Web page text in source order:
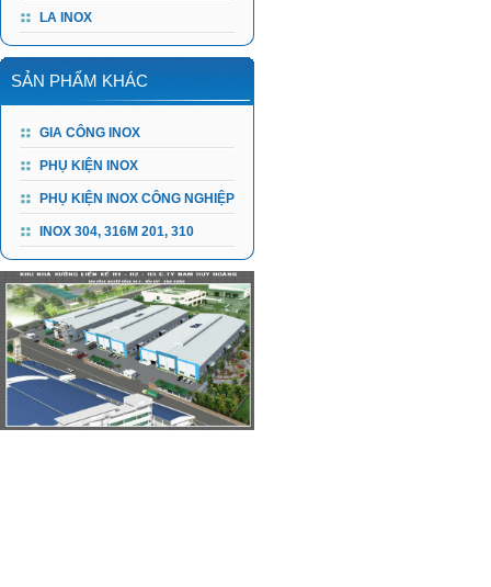
LA INOX
SẢN PHẨM KHÁC
GIA CÔNG INOX
PHỤ KIỆN INOX
PHỤ KIỆN INOX CÔNG NGHIỆP
INOX 304, 316M 201, 310